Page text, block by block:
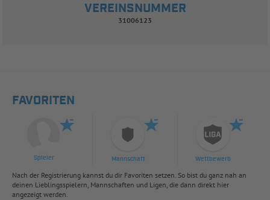
VEREINSNUMMER
31006123
FAVORITEN
Spieler Mannschaft Wettbewerb
Nach der Registrierung kannst du dir Favoriten setzen. So bist du ganz nah an
deinen Lieblingsspielern, Mannschaften und Ligen, die dann direkt hier
angezeigt werden.